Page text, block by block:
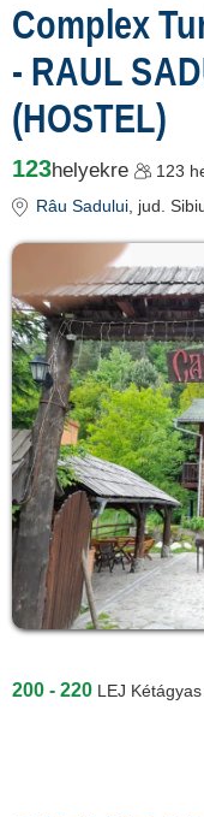
Complex
- RAUL
(HOSTEL)
123helyekre 123
Râu Sadului, jud.
200 - 220 LEJ